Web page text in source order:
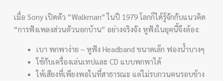
เมื่อ Sony เปิดตัว “Walkman” ในปี 1979 โลกก็ได้รู้จักกับแนวคิด
“การฟังเพลงส่วนตัวนอกบ้าน” อย่างจริงจัง หูฟังในยุคนี้จึงต้อง:
เบา พกพาง่าย – หูฟัง Headband ขนาดเล็ก ฟองน้ำบางๆ
ใช้กับเครื่องเล่นเทปและ CD แบบพกพาได้
ให้เสียงที่เพียงพอในที่สาธารณะ แต่ไม่รบกวนคนรอบข้าง